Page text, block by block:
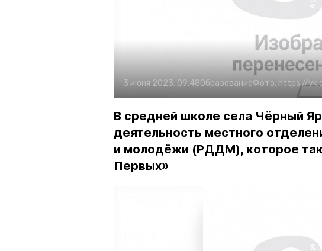
3 июня 2023, 09:48ОбразованиеФото: https://
В средней школе села Чёрный
деятельность местного
и молодёжи (РДДМ), которое
Первых»